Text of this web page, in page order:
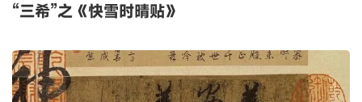
“三希”之《快雪时晴贴》